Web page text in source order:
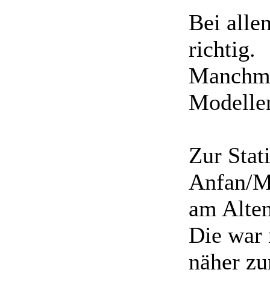
Bei
richtig.
Zur
Anfan/
am
Die war
näher